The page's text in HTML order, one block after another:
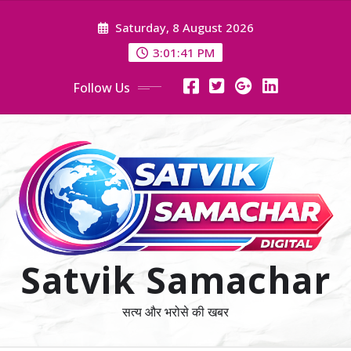
Saturday, 8 August 2026
3:01:42 PM
Follow Us
Satvik Samachar
सत्य और भरोसे की खबर